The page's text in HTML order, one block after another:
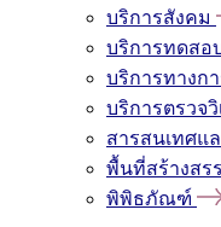
บริการสังคม
บริการทดสอ
บริการทางก
บริการตรวจ
สารสนเทศแ
พื้นที่สร้างสร
พิพิธภัณฑ์